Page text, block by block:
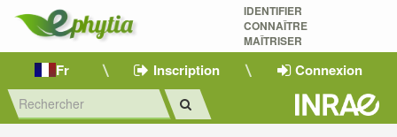
IDENTIFIER
CONNAÎTRE
MAÎTRISER
Fr Inscription Connexion